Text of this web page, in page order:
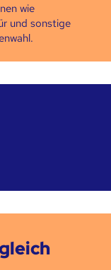
wie
und sonstige